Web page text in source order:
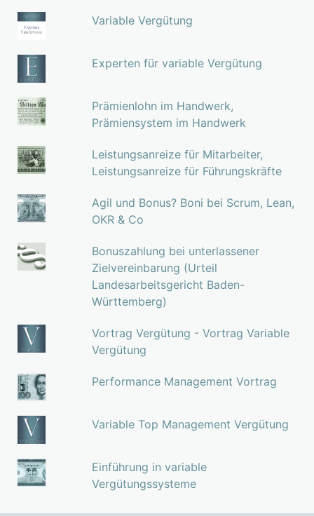
Variable Vergütung
Experten für variable Vergütung
Prämienlohn im Handwerk,
Prämiensystem im Handwerk
Leistungsanreize für Mitarbeiter,
Leistungsanreize für Führungskräfte
Agil und Bonus? Boni bei Scrum, Lean,
OKR & Co
Bonuszahlung bei unterlassener
Zielvereinbarung (Urteil
Landesarbeitsgericht Baden-
Württemberg)
Vortrag Vergütung - Vortrag Variable
Vergütung
Performance Management Vortrag
Variable Top Management Vergütung
Einführung in variable
Vergütungssysteme